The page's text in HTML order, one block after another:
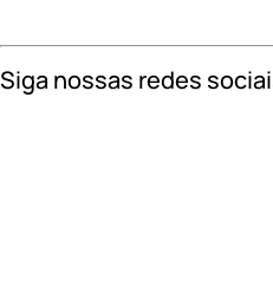
Siga nossas redes